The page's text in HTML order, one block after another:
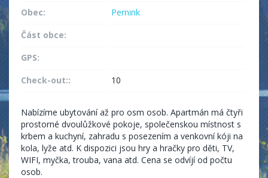
Obec:
Pernink
Část obce:
GPS:
Check-out::
10
Nabízíme ubytování až pro osm osob. Apartmán má čtyři
prostorné dvoulůžkové pokoje, společenskou místnost s
krbem a kuchyní, zahradu s posezením a venkovní kóji na
kola, lyže atd. K dispozici jsou hry a hračky pro děti, TV,
WIFI, myčka, trouba, vana atd. Cena se odvíjí od počtu
osob.